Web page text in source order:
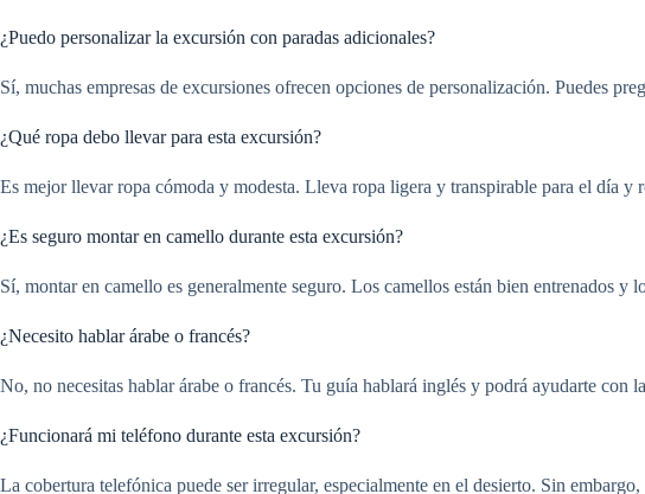
¿Puedo personalizar la excursión con paradas adicionales?
Sí, muchas empresas de excursiones ofrecen opciones de personalización. Puedes
¿Qué ropa debo llevar para esta excursión?
Es mejor llevar ropa cómoda y modesta. Lleva ropa ligera y transpirable para el día
¿Es seguro montar en camello durante esta excursión?
Sí, montar en camello es generalmente seguro. Los camellos están bien entrenados
¿Necesito hablar árabe o francés?
No, no necesitas hablar árabe o francés. Tu guía hablará inglés y podrá ayudarte con
¿Funcionará mi teléfono durante esta excursión?
La cobertura telefónica puede ser irregular, especialmente en el desierto. Sin